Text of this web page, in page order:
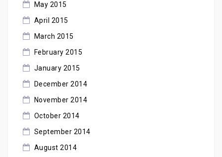
May 2015
April 2015
March 2015
February 2015
January 2015
December 2014
November 2014
October 2014
September 2014
August 2014